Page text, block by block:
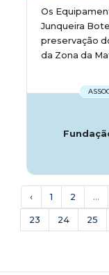
Os
Junqueira
preservação
da Zona da
‹ 1 2 ...
23 24 25